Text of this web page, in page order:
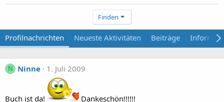
Finden
Profilnachrichten Neueste Aktivitäten Beiträge
N Ninne 1. Juli 2009
Buch ist da!
Dankeschön!!!!!!